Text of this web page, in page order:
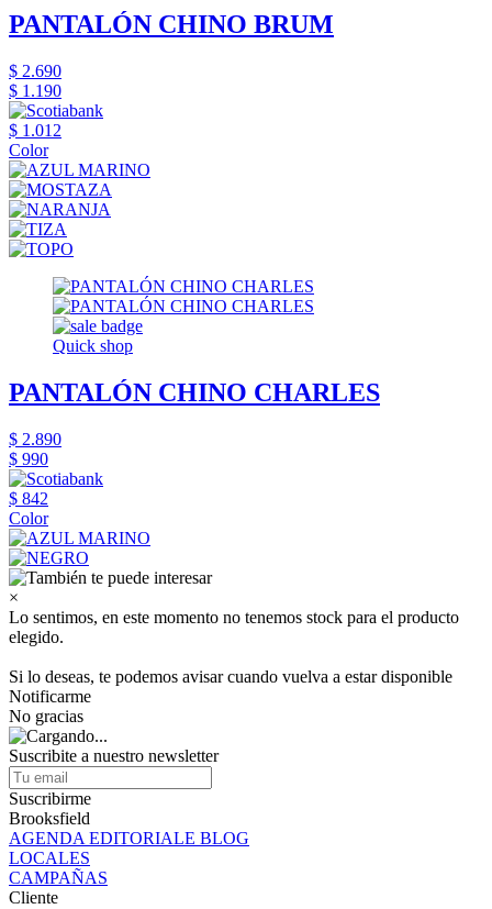
PANTALÓN CHINO BRUM
$ 2.690
$ 1.190
$ 1.012
Color
Quick shop
PANTALÓN CHINO CHARLES
$ 2.890
$ 990
$ 842
Color
×
Lo sentimos, en este momento no tenemos stock para el producto
elegido.
Si lo deseas, te podemos avisar cuando vuelva a estar disponible
Notificarme
No gracias
Suscribite a nuestro newsletter
Suscribirme
Brooksfield
AGENDA EDITORIALE BLOG
LOCALES
CAMPAÑAS
Cliente